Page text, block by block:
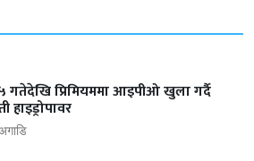
गतेदेखि प्रिमियममा आइपीओ खुला गर्दै
हाइड्रोपावर